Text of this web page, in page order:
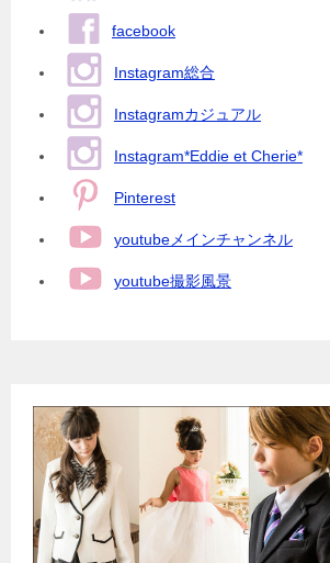
facebook
Instagram総合
Instagramカジュアル
Instagram*Eddie et Cherie*
Pinterest
youtubeメインチャンネル
youtube撮影風景